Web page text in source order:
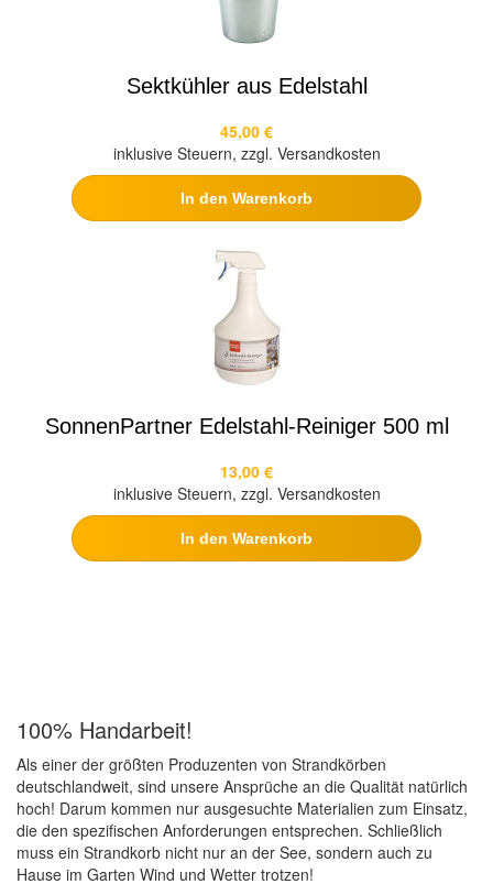
Sektkühler aus Edelstahl
45,00 €
inklusive Steuern, zzgl. Versandkosten
In den Warenkorb
SonnenPartner Edelstahl-Reiniger 500 ml
13,00 €
inklusive Steuern, zzgl. Versandkosten
In den Warenkorb
100% Handarbeit!
Als einer der größten Produzenten von Strandkörben
deutschlandweit, sind unsere Ansprüche an die Qualität natürlich
hoch! Darum kommen nur ausgesuchte Materialien zum Einsatz,
die den spezifischen Anforderungen entsprechen. Schließlich
muss ein Strandkorb nicht nur an der See, sondern auch zu
Hause im Garten Wind und Wetter trotzen!